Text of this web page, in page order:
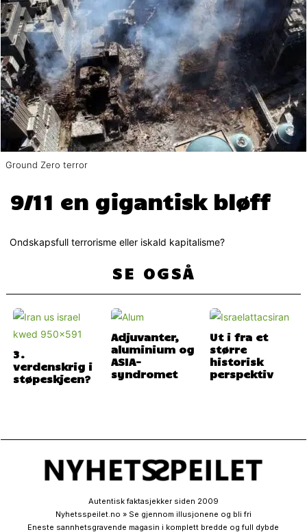
Ground Zero terror
9/11 en gigantisk bløff
Ondskapsfull terrorisme eller iskald kapitalisme?
SE OGSÅ
3.
verdenskrig i
støpeskjeen?
Adjuvanter,
aluminium og
ASIA-
syndromet
Ut i fra et
større
historisk
perspektiv
Autentisk faktasjekker siden 2009
Nyhetsspeilet.no » Se gjennom illusjonene og bli fri
Eneste sannhetsgravende magasin i komplett bredde og full dybde